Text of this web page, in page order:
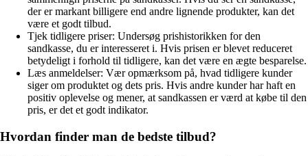
der er markant billigere end andre lignende produkter, kan det
være et godt tilbud.
Tjek tidligere priser: Undersøg prishistorikken for den
sandkasse, du er interesseret i. Hvis prisen er blevet reduceret
betydeligt i forhold til tidligere, kan det være en ægte besparelse.
Læs anmeldelser: Vær opmærksom på, hvad tidligere kunder
siger om produktet og dets pris. Hvis andre kunder har haft en
positiv oplevelse og mener, at sandkassen er værd at købe til den
pris, er det et godt indikator.
Hvordan finder man de bedste tilbud?